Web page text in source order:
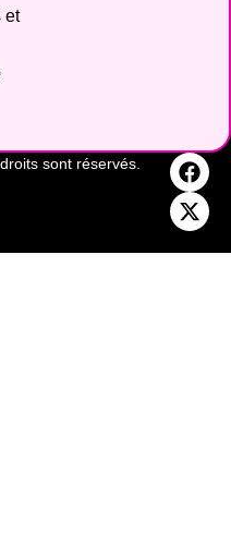
et
sont réservés.